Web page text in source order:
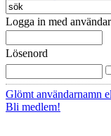
Logga in med
Lösenord
Glömt användarnamn
Bli medlem!